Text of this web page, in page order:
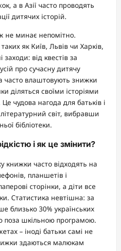
а в Азії часто проводять
дитячих історій.
не минає непомітно.
як Київ, Львів чи Харків,
від квестів за
про сучасну дитячу
часто влаштовують знижки
діляться своїми історіями
чудова нагода для батьків і
світ, вибравши
бібліотеки.
і як це змінити?
книжки часто відходять на
планшетів і
сторінки, а діти все
Статистика невтішна: за
близько 30% українських
поза шкільною програмою.
– іноді батьки самі не
здаються малюкам